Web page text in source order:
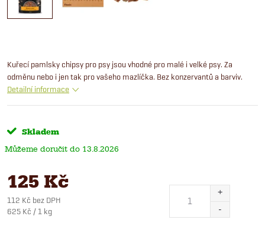
Kuřecí pamlsky chipsy pro psy jsou vhodné pro malé i velké psy. Za
odměnu nebo i jen tak pro vašeho mazlíčka. Bez konzervantů a barviv.
Detailní informace
Skladem
13.8.2026
125 Kč
112 Kč bez DPH
Měrná
625 Kč / 1 kg